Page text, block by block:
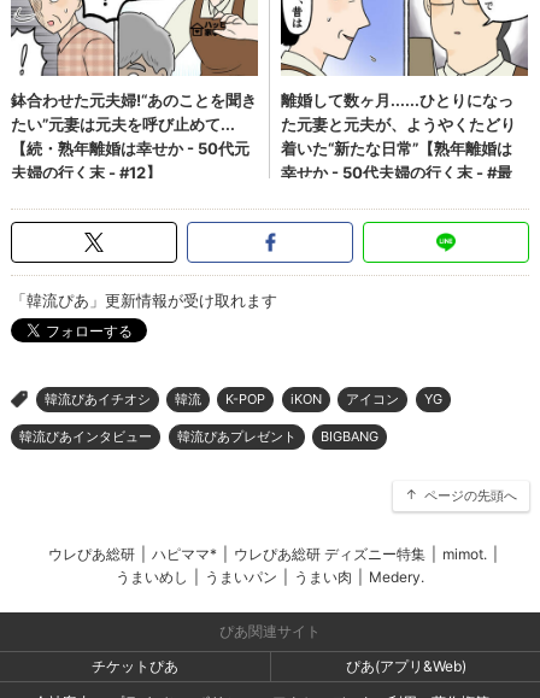
「韓流ぴあ」更新情報が受け取れます
> 韓流ぴあイチオシ 韓流 K-POP iKON アイコン YG
韓流ぴあインタビュー 韓流ぴあプレゼント BIGBANG
ページの先頭へ
ウレぴあ総研 ハピママ* ウレぴあ総研 ディズニー特集 mimot.
うまいめし
うまいパン うまい肉 Medery.
ぴあ関連サイト
チケットぴあ
ぴあ(アプリ&Web)